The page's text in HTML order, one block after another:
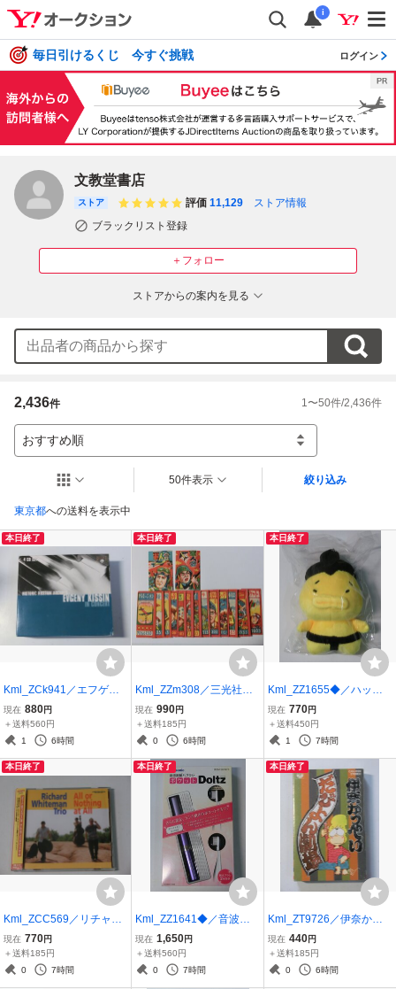
i
毎日引けるくじ 今すぐ挑戦 ログイン
文教堂書店
＋フォロー
ストア 評価 11,129
ストア情報
ブラックリスト登録
ストアからの案内を見る
2,436件 1 〜50件/2,436件
おすすめ順
東京都への送料を表示中
50件表示 絞り込み
本日終了
Kml_ZCk941／エフゲニ
ー・キーシン キーシ
ン・イン・コンサート
（輸入CD4枚組）
現在 880円
＋送料560円
1
6時間
本日終了
Kml_ZZm308／三光社
製 軍人合 24枚（カバー
２枚付き）
現在 990円
＋送料185円
0
6時間
本日終了
Kml_ZZ1655◆／ハッキ
ヨィ！せきトリくん「あ
んこ山 マスコットボー
ルチェーン」（未使用）
現在 770円
＋送料450円
1
7時間
本日終了
Kml_ZCC569／リチャー
ド・ホワイトマン・トリ
オ：オール・オア・ナシ
ング・アット・オール
現在 770円
＋送料185円
0
7時間
本日終了
Kml_ZZ1641◆／音波振
動ハブラシ ポケットDol
tz ドルツ 本体（バイオ
レット）+替ブラシ 【未
現在 1,650円
＋送料560円
0
7時間
本日終了
Kml_ZT9726／伊奈かっ
ぺい：だびよん劇場 （カ
セットテープ）
現在 440円
＋送料185円
0
6時間